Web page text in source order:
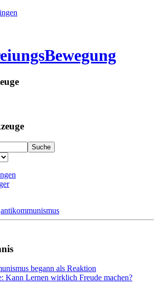
Suche
antikommunismus
begann als Reaktion
Kann Lernen wirklich Freude machen?